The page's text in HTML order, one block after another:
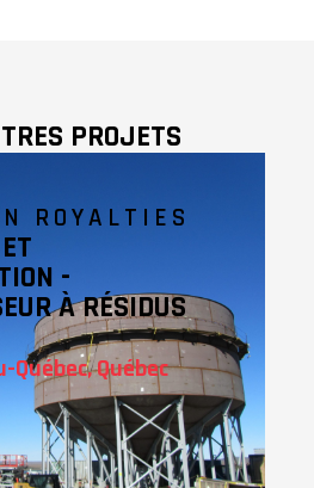
PROJETS
ROYALTIES
-
À RÉSIDUS
Québec, Québec